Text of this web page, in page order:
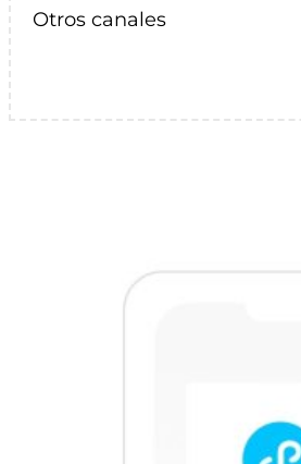
Otros canales